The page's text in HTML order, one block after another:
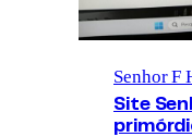
Senhor F
Site